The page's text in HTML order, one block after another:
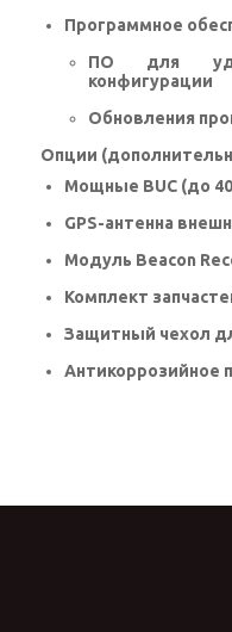
Программное
ПО для
конфигурации
Обновления
Опции
Мощные BUC (до
GPS-антенна
Модуль Beacon
Комплект
Защитный чехол
Антикоррозийное